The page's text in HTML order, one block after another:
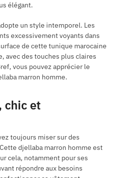
élégant.
un style intemporel. Les
excessivement voyants dans
de cette tunique marocaine
avec des touches plus claires
vous pouvez apprécier le
marron homme.
chic et
toujours miser sur des
djellaba marron homme est
cela, notamment pour ses
répondre aux besoins